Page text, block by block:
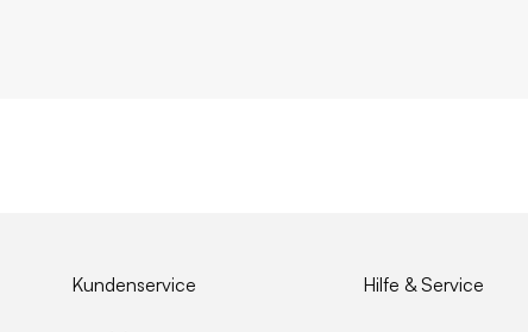
Kundenservice Hilfe & Service